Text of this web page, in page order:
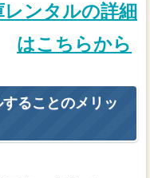
ンタルの詳細
はこちらから
ることのメリッ